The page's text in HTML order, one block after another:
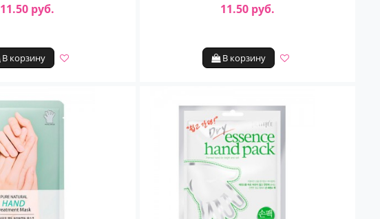
11.50 руб.
В корзину
11.50 руб.
В корзину